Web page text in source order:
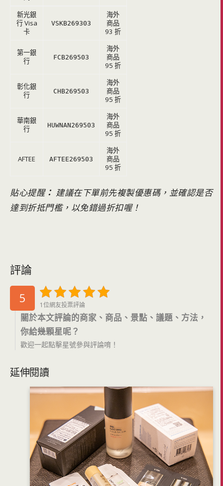
新光銀
行 Visa
卡
VSKB269303
海外
商品
93 折
第一銀
行
FCB269503
海外
商品
95 折
彰化銀
行
CHB269503
海外
商品
95 折
華南銀
行
HUWNAN269503
海外
商品
95 折
AFTEE AFTEE269503
海外
商品
95 折
貼心提醒： 建議在下單前先複製優惠碼，並確認是否
達到折抵門檻，以免錯過折扣喔！
評論
5 1位網友投票評論
關於本文評論的商家、商品、景點、議題、方法，
你給幾顆星呢？
歡迎一起點擊星號參與評論唷！
延伸閱讀